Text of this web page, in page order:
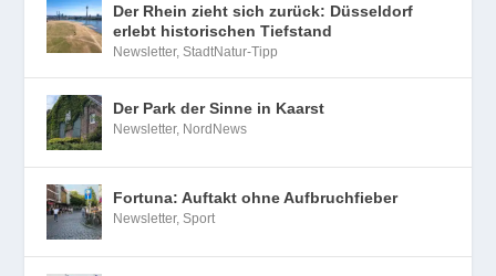
Der Rhein zieht sich zurück: Düsseldorf
erlebt historischen Tiefstand
Newsletter,StadtNatur-Tipp
Der Park der Sinne in Kaarst
Newsletter, NordNews
Fortuna: Auftakt ohne Aufbruchfieber
Newsletter,Sport